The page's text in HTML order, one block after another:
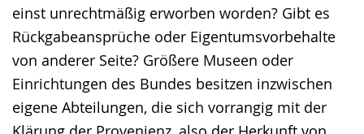
einst unrechtmäßig erworben worden? Gibt es
Rückgabeansprüche oder Eigentumsvorbehalte
von anderer Seite? Größere Museen oder
Einrichtungen des Bundes besitzen inzwischen
eigene Abteilungen, die sich vorrangig mit der